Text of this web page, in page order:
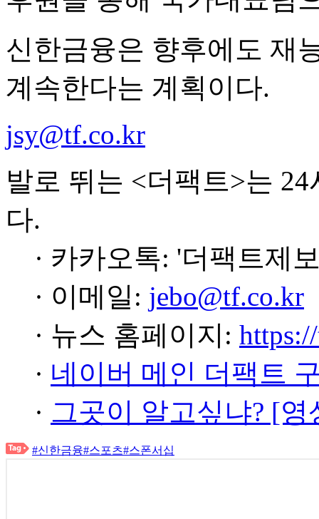
신한금융은 향후에도 재
계속한다는 계획이다.
jsy@tf.co.kr
발로 뛰는 <더팩트>는
다.
· 카카오톡: '더팩트제
· 이메일: jebo@tf.co.kr
· 뉴스 홈페이지:
· 네이버 메인 더팩트
· 그곳이 알고싶냐? [
#신한금융#스포츠#스폰서십